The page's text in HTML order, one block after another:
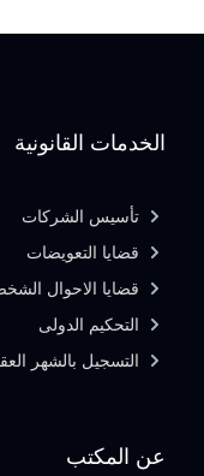
عن المكتب
الخدمات القانونية
تأسيس الشركات
قضايا التعويضات
قضايا الاحوال
التحكيم الدولى
التسجيل بالشهر